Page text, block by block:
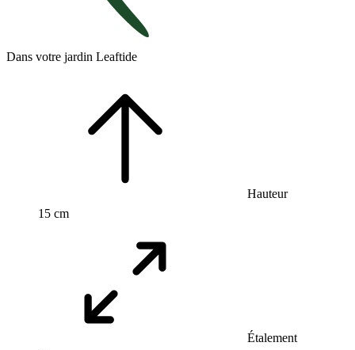
Dans votre jardin Leaftide
Hauteur
15 cm
Étalement